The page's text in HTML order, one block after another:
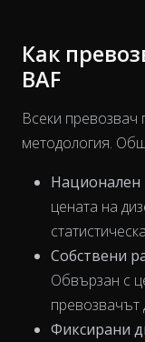
The chart has 1
Как
BAF
Всеки превозвач
методология.
Национален
цената на
Собствени
Обвързан с
превозвачът
Фиксирани